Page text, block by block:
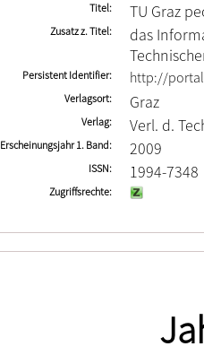
Titel TU Graz
Zusatz z. Titel
das
Persistent Identifier http://
Verlagsort Graz
Verlag Verl. d.
Erscheinungsjahr 1. Band 2009
ISSN 1994-7348
Zugriffsrechte